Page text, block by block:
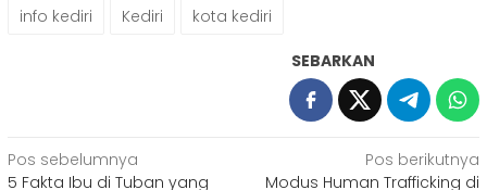
info kediri Kediri kota kediri
SEBARKAN
Navigasi
Pos sebelumnya
5 Fakta Ibu di Tuban yang
Pos berikutnya
Modus Human Trafficking di